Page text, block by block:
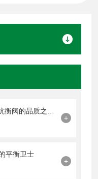
+
平衡卫士
+